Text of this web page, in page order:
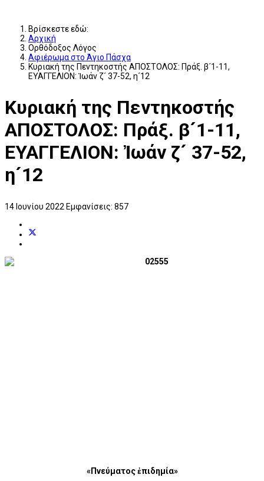
Βρίσκεστε εδώ:
Αρχική
Ορθόδοξος Λόγος
Αφιέρωμα στο Άγιο Πάσχα
Κυριακή της Πεντηκοστής ΑΠΟΣΤΟΛΟΣ: Πράξ. β´1-11,
ΕΥΑΓΓΕΛΙΟΝ: Ἰωάν ζ´ 37-52, η´12
Κυριακή της Πεντηκοστής
ΑΠΟΣΤΟΛΟΣ: Πράξ. β´1-11,
ΕΥΑΓΓΕΛΙΟΝ: Ἰωάν ζ´ 37-52,
η´12
14 Ιουνίου 2022 Εμφανίσεις: 857
«Πνεύματος ἐπιδημία»